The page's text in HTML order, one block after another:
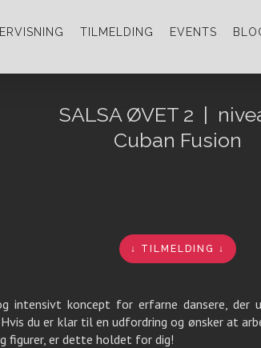
TILMELDING EVENTS
SALSA ØVET 2 |
Cuban Fusion
↓ TILMELDING ↓
intensivt koncept for erfarne dansere, der
Hvis du er klar til en udfordring og ønsker at
figurer, er dette holdet for dig!